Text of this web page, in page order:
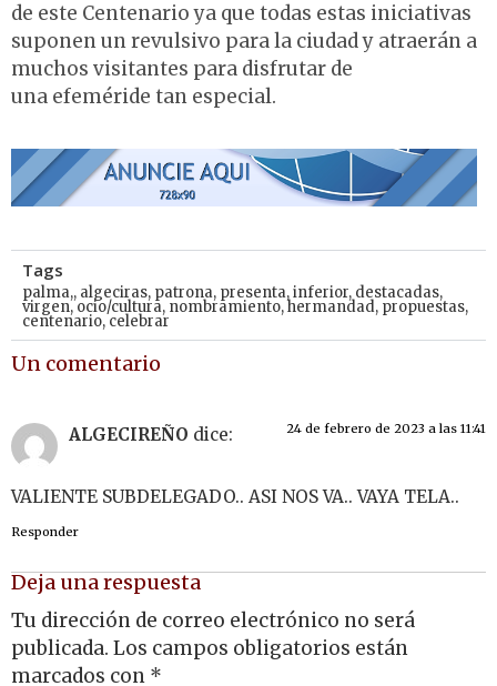
de este Centenario ya que todas estas iniciativas
suponen un revulsivo para la ciudad y atraerán a
muchos visitantes para disfrutar de
una efeméride tan especial.
Tags
palma,, algeciras, patrona, presenta,inferior, destacadas,
virgen,ocio/cultura, nombramiento,hermandad, propuestas,
centenario, celebrar
Un comentario
ALGECIREÑO dice: 24 de febrero de 2023 a las 11:41
VALIENTE SUBDELEGADO.. ASI NOS VA.. VAYA TELA..
Responder
Deja una respuesta
Tu dirección de correo electrónico no será
publicada. Los campos obligatorios están
marcados con *